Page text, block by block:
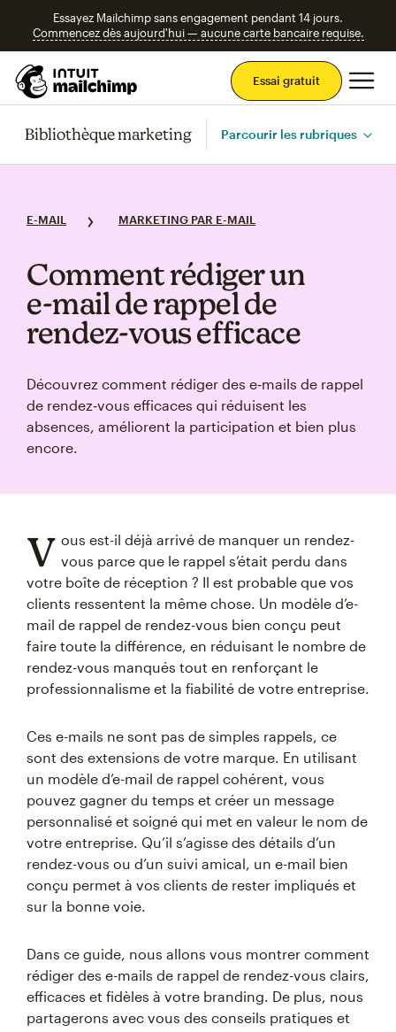
Essayez Mailchimp sans engagement pendant 14 jours.
Commencez dès aujourd'hui — aucune carte bancaire requise.
Essai gratuit
Bibliothèque marketing Parcourir les rubriques
E-MAIL MARKETING PAR E-MAIL
Comment rédiger un
e‑mail de rappel de
rendez‑vous efficace
Découvrez comment rédiger des e‑mails de rappel
de rendez‑vous efficaces qui réduisent les
absences, améliorent la participation et bien plus
encore.
V ous est-il déjà arrivé de manquer un rendez-
vous parce que le rappel s’était perdu dans
votre boîte de réception ? Il est probable que vos
clients ressentent la même chose. Un modèle d’e-
mail de rappel de rendez-vous bien conçu peut
faire toute la différence, en réduisant le nombre de
rendez-vous manqués tout en renforçant le
professionnalisme et la fiabilité de votre entreprise.
Ces e-mails ne sont pas de simples rappels, ce
sont des extensions de votre marque. En utilisant
un modèle d’e-mail de rappel cohérent, vous
pouvez gagner du temps et créer un message
personnalisé et soigné qui met en valeur le nom de
votre entreprise. Qu’il s’agisse des détails d’un
rendez-vous ou d’un suivi amical, un e-mail bien
conçu permet à vos clients de rester impliqués et
sur la bonne voie.
Dans ce guide, nous allons vous montrer comment
rédiger des e-mails de rappel de rendez-vous clairs,
efficaces et fidèles à votre branding. De plus, nous
partagerons avec vous des conseils pratiques et